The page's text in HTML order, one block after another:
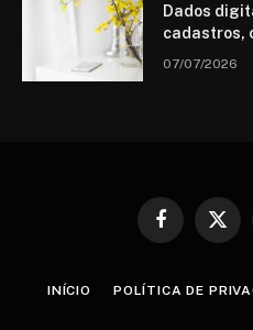
Dados
cadastros,
07/07/2026
Facebook
X
INÍCIO POLÍTICA DE